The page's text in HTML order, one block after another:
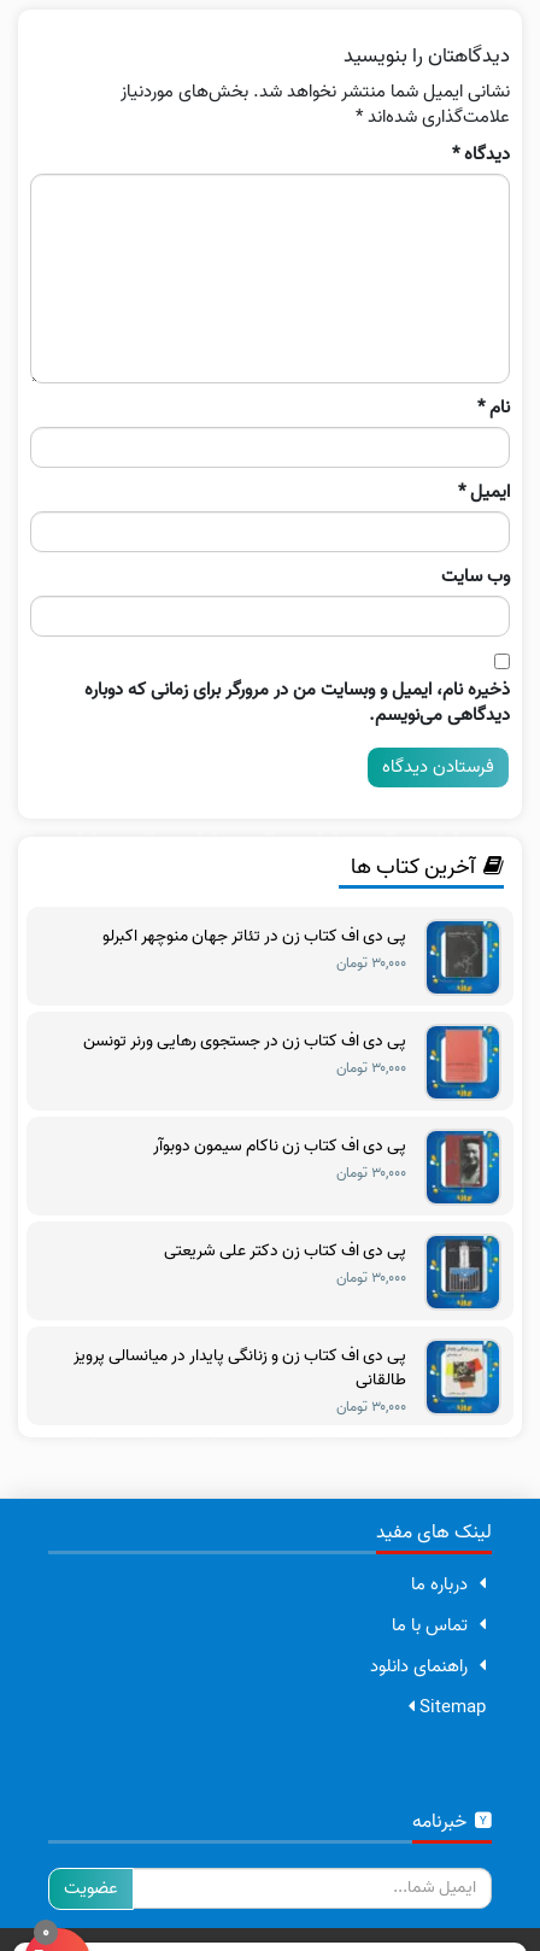
دیدگاهتان را بنویسید
نشانی ایمیل شما منتشر نخواهد شد. بخش‌های موردنیاز
علامت‌گذاری شده‌اند*
دیدگاه*
نام*
ایمیل*
وب‌ سایت
ذخیره نام، ایمیل و وبسایت من در مرورگر برای زمانی که دوباره
دیدگاهی می‌نویسم.
آخرین کتاب ها
پی دی اف کتاب زن در تئاتر جهان منوچهر اکبرلو
۳۰,۰۰۰ تومان
پی دی اف کتاب زن در جستجوی رهایی ورنر تونسن
۳۰,۰۰۰ تومان
پی دی اف کتاب زن ناکام سیمون دوبوآر
۳۰,۰۰۰ تومان
پی دی اف کتاب زن دکتر علی شریعتی
۳۰,۰۰۰ تومان
پی دی اف کتاب زن و زنانگی پایدار در میانسالی پرویز
طالقانی
۳۰,۰۰۰ تومان
لینک های مفید
درباره ما
تماس با ما
راهنمای دانلود
Sitemap
خبرنامه
ایمیل
0